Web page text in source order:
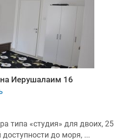
Иерушалаим 16
типа «студия» для двоих, 25
до моря, ...